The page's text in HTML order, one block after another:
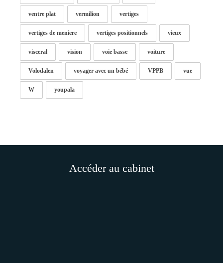
ventre plat vermilion vertiges
vertiges de meniere vertiges positionnels vieux
visceral vision voie basse voiture
Volodalen voyager avec un bébé VPPB vue
W youpala
Accéder au cabinet